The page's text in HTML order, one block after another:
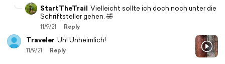
StartTheTrail Vielleicht sollte ich doch noch unter die
Schriftsteller gehen. 🤣
11/9/21 Reply
Traveler Uh! Unheimlich!
11/9/21 Reply